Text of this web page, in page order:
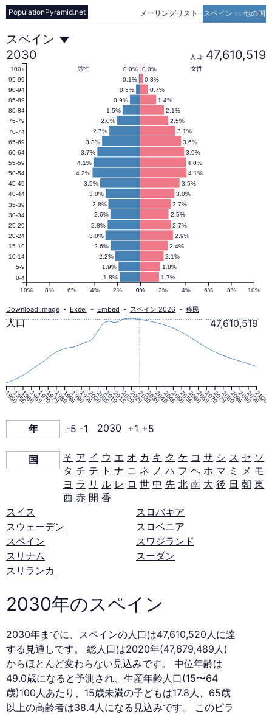
メーリングリスト - スペイン vs 他の国
PopulationPyramid.net
ス
ペ
イ
ン
の
人
口
ピ
ラ
ッ
ド
2030
年
スペイン
2030
人口: 47,610,519
1.7%
1.8%
1.8%
1.9%
2.1%
2.2%
2.4%
2.6%
2.9%
3.0%
2.7%
2.8%
2.5%
2.6%
2.7%
2.8%
3.0%
3.0%
3.5%
3.5%
4.1%
4.2%
4.0%
4.1%
3.9%
3.7%
3.6%
3.3%
3.1%
2.7%
2.5%
2.0%
2.1%
1.5%
1.4%
0.9%
0.7%
0.3%
0.3%
0.1%
0.0%
0.0% 女性
男性
0% 2% 4% 6% 8% 10%
10% 8% 6% 4% 2% 0%
0-4
5-9
10-14
15-19
20-24
25-29
30-34
35-39
40-44
45-49
50-54
55-59
60-64
65-69
70-74
75-79
80-84
85-89
90-94
95-99
100+
Download image - Excel - Embed - スペイン 2026 - 移民
1950195519601965197019751980198519901995200020052010201520202025203020352040204520502055206020652070207520802085209020952100
47,610,519
人口
年 -5 -1 2030 +1 +5
国 そ ア イ ウ エ オ カ キ ク ケ コ サ シ ス セ ソ
タ チ テ ト ナ ニ ネ ノ ハ フ ヘ ホ マ ミ メ モ
ヨ ラ リ ル レ ロ 世 中 先 北 南 大 後 日 朝 東
西 赤 開 香
スイス
スウェーデン
スペイン
スリナム
スリランカ
スロバキア
スロベニア
スワジランド
スーダン
2030年のスペイン
2030年までに、スペインの人口は47,610,520人に達
する見通しです。 総人口は2020年(47,679,489人)
からほとんど変わらない見込みです。 中位年齢は
49.0歳になると予測され、生産年齢人口(15〜64
歳)100人あたり、15歳未満の子どもは17.8人、65歳
以上の高齢者は38.4人になる見込みです。 このピラ